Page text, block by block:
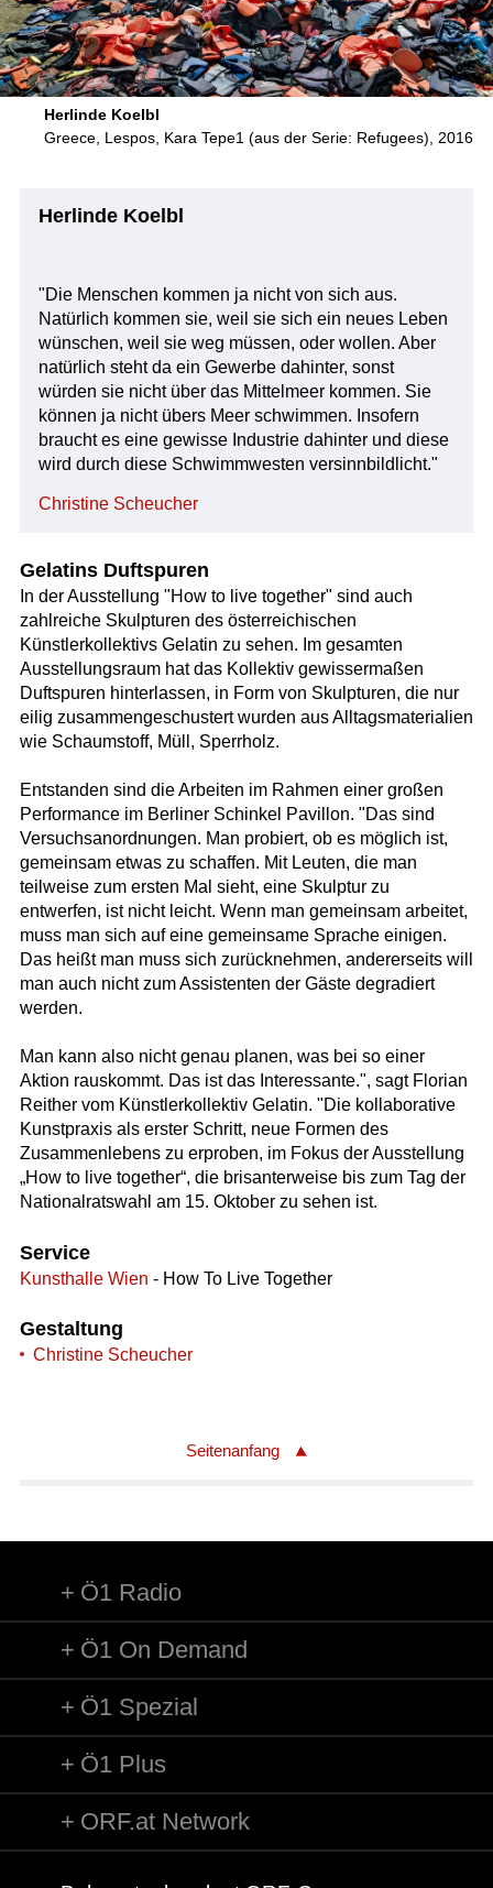
Herlinde Koelbl
Greece, Lespos, Kara Tepe1 (aus der Serie: Refugees), 2016
Herlinde Koelbl
"Die Menschen kommen ja nicht von sich aus.
Natürlich kommen sie, weil sie sich ein neues Leben
wünschen, weil sie weg müssen, oder wollen. Aber
natürlich steht da ein Gewerbe dahinter, sonst
würden sie nicht über das Mittelmeer kommen. Sie
können ja nicht übers Meer schwimmen. Insofern
braucht es eine gewisse Industrie dahinter und diese
wird durch diese Schwimmwesten versinnbildlicht."
Christine Scheucher
Gelatins Duftspuren
In der Ausstellung "How to live together" sind auch
zahlreiche Skulpturen des österreichischen
Künstlerkollektivs Gelatin zu sehen. Im gesamten
Ausstellungsraum hat das Kollektiv gewissermaßen
Duftspuren hinterlassen, in Form von Skulpturen, die nur
eilig zusammengeschustert wurden aus Alltagsmaterialien
wie Schaumstoff, Müll, Sperrholz.
Entstanden sind die Arbeiten im Rahmen einer großen
Performance im Berliner Schinkel Pavillon. "Das sind
Versuchsanordnungen. Man probiert, ob es möglich ist,
gemeinsam etwas zu schaffen. Mit Leuten, die man
teilweise zum ersten Mal sieht, eine Skulptur zu
entwerfen, ist nicht leicht. Wenn man gemeinsam arbeitet,
muss man sich auf eine gemeinsame Sprache einigen.
Das heißt man muss sich zurücknehmen, andererseits will
man auch nicht zum Assistenten der Gäste degradiert
werden.
Man kann also nicht genau planen, was bei so einer
Aktion rauskommt. Das ist das Interessante.", sagt Florian
Reither vom Künstlerkollektiv Gelatin. "Die kollaborative
Kunstpraxis als erster Schritt, neue Formen des
Zusammenlebens zu erproben, im Fokus der Ausstellung
„How to live together“, die brisanterweise bis zum Tag der
Nationalratswahl am 15. Oktober zu sehen ist.
Service
Kunsthalle Wien - How To Live Together
Gestaltung
Christine Scheucher
Seitenanfang
Ö1 Radio
Ö1 On Demand
Ö1 Spezial
Ö1 Plus
ORF.at Network